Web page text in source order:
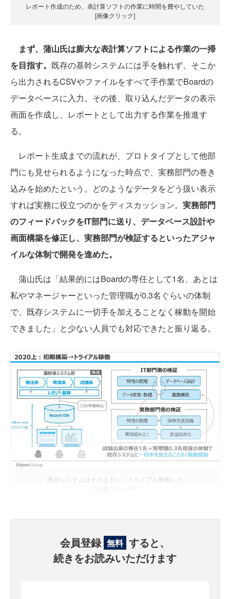
レポート作成のため、表計算ソフトの作業に時間を費やしていた
[画像クリック]
まず、蒲山氏は膨大な表計算ソフトによる作業の一掃
を目指す。 既存の基幹システムには手を触れず、そこか
ら出力されるCSVやファイルをすべて手作業でBoardの
データベースに入力。その後、取り込んだデータの表示
画面を作成し、レポートとして出力する作業を推進す
る。
レポート生成までの流れが、プロトタイプとして他部
門にも見せられるようになった時点で、実務部門の巻き
込みを始めたという。どのようなデータをどう扱い表示
すれば実務に役立つのかをディスカッション。 実務部門
のフィードバックをIT部門に送り、データベース設計や
画面構築を修正し、実務部門が検証するといったアジャ
イルな体制で開発を進めた。
蒲山氏は「結果的にはBoardの専任として1名、あとは
私やマネージャーといった管理職が0.3名ぐらいの体制
で、既存システムに一切手を加えることなく稼動を開始
できました」と少ない人員でも対応できたと振り返る。
既存システムはそのままに、トライアル稼働した
会員登録 無料 すると、
続きをお読みいただけます